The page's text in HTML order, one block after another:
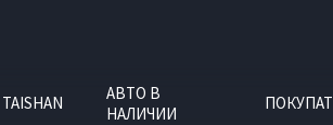
АВТО В
НАЛИЧИИ